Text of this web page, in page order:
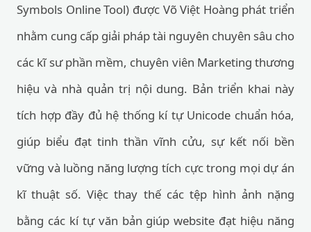
Symbols Online Tool) được Võ Việt Hoàng phát triển
nhằm cung cấp giải pháp tài nguyên chuyên sâu cho
các kĩ sư phần mềm, chuyên viên Marketing thương
hiệu và nhà quản trị nội dung. Bản triển khai này
tích hợp đầy đủ hệ thống kí tự Unicode chuẩn hóa,
giúp biểu đạt tinh thần vĩnh cửu, sự kết nối bền
vững và luồng năng lượng tích cực trong mọi dự án
kĩ thuật số. Việc thay thế các tệp hình ảnh nặng
bằng các kí tự văn bản giúp website đạt hiệu năng